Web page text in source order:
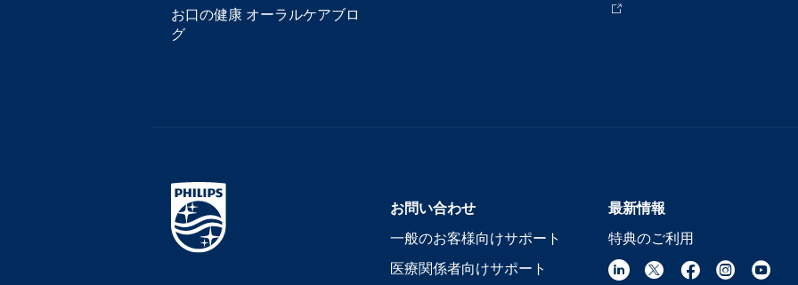
お口の健康 オーラルケアブロ
グ
お問い合わせ
一般のお客様向けサポート
医療関係者向けサポート
最新情報
特典のご利用